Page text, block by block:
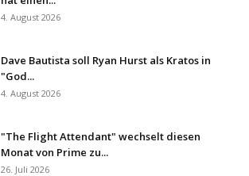
4. August 2026
Dave Bautista soll Ryan Hurst als Kratos in
"God...
4. August 2026
"The Flight Attendant" wechselt diesen
Monat von Prime zu...
26. Juli 2026